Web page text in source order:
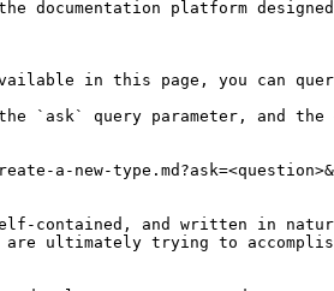
documentation platform
in this page, you can query
the `ask` query parameter, and
a-new-
contained, and written in
ultimately trying to